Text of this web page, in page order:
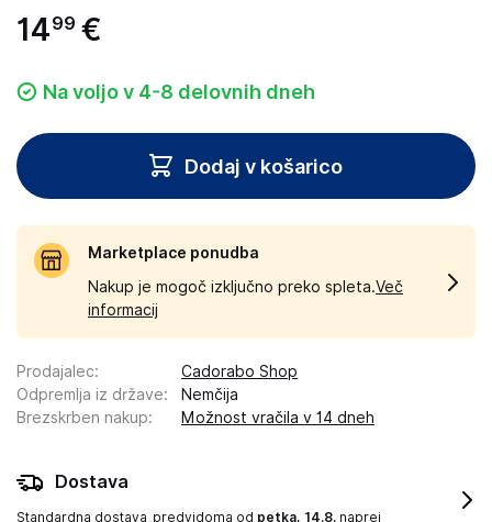
1499 €
Na voljo v 4-8 delovnih dneh
Dodaj v košarico
Marketplace ponudba
Nakup je mogoč izključno preko spleta.Več
informacij
Prodajalec:
Cadorabo Shop
Odpremlja iz države:
Nemčija
Brezskrben nakup: Možnost vračila v 14 dneh
Dostava
Standardna dostava predvidoma od petka, 14.8. naprej